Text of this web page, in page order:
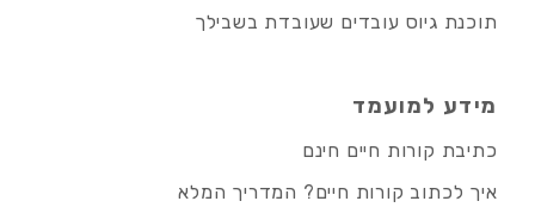
תוכנת גיוס עובדים שעובדת בשבילך
מידע למועמד
כתיבת קורות חיים חינם
איך לכתוב קורות חיים? המדריך המלא